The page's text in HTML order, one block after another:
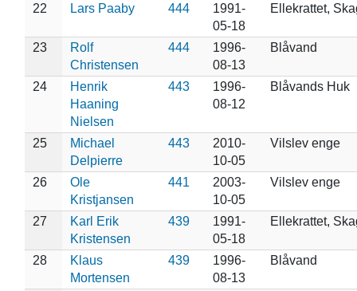
22 Lars Paaby 444
1991-
05-18
Ellekrattet,
23
Rolf
Christensen
444
1996-
08-13
Blåvand
24
Henrik
Haaning
Nielsen
443
1996-
08-12
Blåvands Huk
25
Michael
Delpierre
443
2010-
10-05
Vilslev enge
26
Ole
Kristjansen
441
2003-
10-05
Vilslev enge
27
Karl Erik
Kristensen
439
1991-
05-18
Ellekrattet,
28
Klaus
Mortensen
439
1996-
08-13
Blåvand